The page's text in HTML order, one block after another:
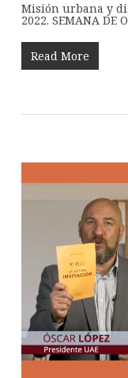
Misión urbana y
2022. SEMANA DE
Read More